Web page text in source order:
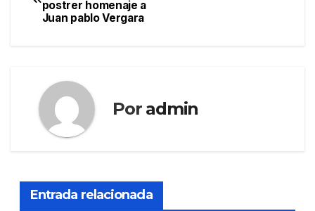
de
postrer homenaje a
Juan pablo Vergara
Por admin
Entrada relacionada